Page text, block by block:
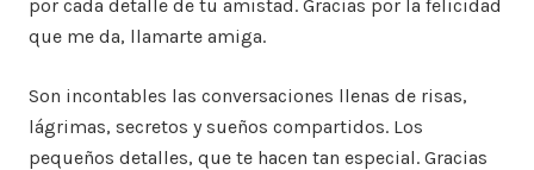
por cada detalle de tu amistad. Gracias por la felicidad
que me da, llamarte amiga.
Son incontables las conversaciones llenas de risas,
lágrimas, secretos y sueños compartidos. Los
pequeños detalles, que te hacen tan especial. Gracias